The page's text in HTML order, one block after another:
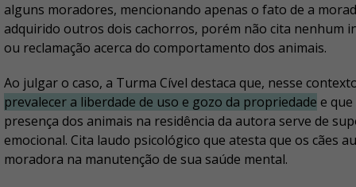
alguns moradores, mencionando apenas o fato de a
adquirido outros dois cachorros, porém não cita nenhum
ou reclamação acerca do comportamento dos animais.
Ao julgar o caso, a Turma Cível destaca que, nesse
prevalecer a liberdade de uso e gozo da propriedade e que
presença dos animais na residência da autora serve de
emocional. Cita laudo psicológico que atesta que os cães
moradora na manutenção de sua saúde mental.